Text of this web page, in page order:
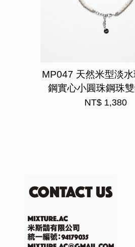
MP047 天然米型淡
鋼實心小圓珠鋼珠
NT$ 1,380